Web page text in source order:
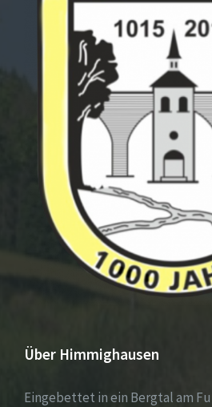
Über Himmighausen
Eingebettet in ein Bergtal am